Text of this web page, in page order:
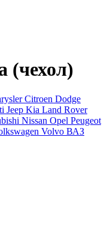
(чехол)
Citroen Dodge
Jeep Kia Land Rover
Nissan Opel Peugeot
Volvo ВАЗ